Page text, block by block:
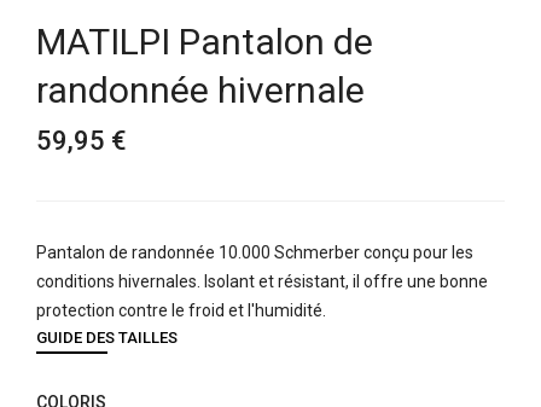
MATILPI Pantalon de
randonnée hivernale
59,95 €
Pantalon de randonnée 10.000 Schmerber conçu pour les
conditions hivernales. Isolant et résistant, il offre une bonne
protection contre le froid et l'humidité.
GUIDE DES TAILLES
COLORIS